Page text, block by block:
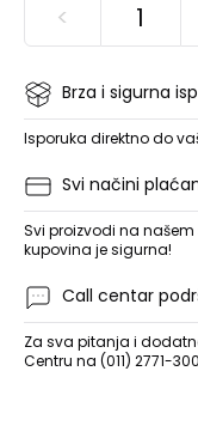
<
Brza i sigurna
Isporuka direktno do
Svi načini
Svi proizvodi na
kupovina je sigurna!
Call centar
Za sva pitanja i
Centru na (011) 2771-